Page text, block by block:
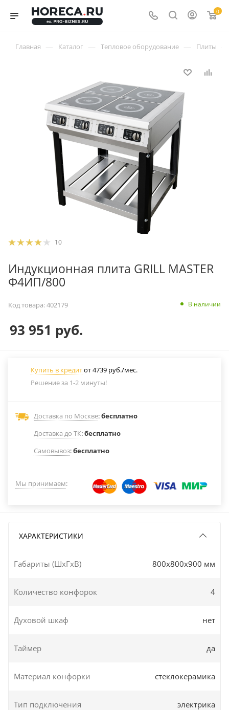
0
Главная — Каталог — Тепловое оборудование — Плиты
10
Индукционная плита GRILL MASTER
Ф4ИП/800
Код товара:402179 В наличии
93 951 руб.
Купить в кредитот 4739 руб./мес.
Решение за 1-2 минуты!
Доставка по Москве:бесплатно
Доставка до ТК:бесплатно
Самовывоз:бесплатно
Мы принимаем:
ХАРАКТЕРИСТИКИ
Габариты (ШxГxВ) 800x800x900 мм
Количество конфорок 4
Духовой шкаф нет
Таймер да
Материал конфорки стеклокерамика
Тип подключения электрика